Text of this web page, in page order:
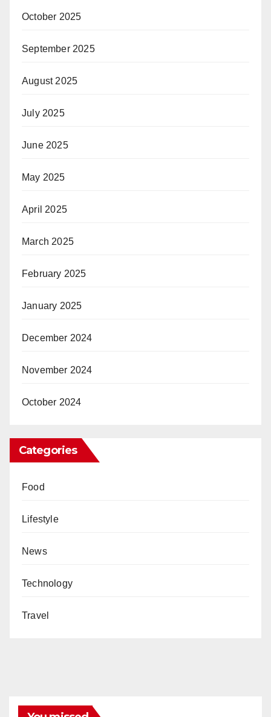
October 2025
September 2025
August 2025
July 2025
June 2025
May 2025
April 2025
March 2025
February 2025
January 2025
December 2024
November 2024
October 2024
Categories
Food
Lifestyle
News
Technology
Travel